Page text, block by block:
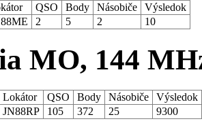
QSO Body Násobiče
Výsledok
2 5 2 10
MO, 144
Lokátor QSO Body Násobiče
Výsledok
JN88RP 105 372 25 9300